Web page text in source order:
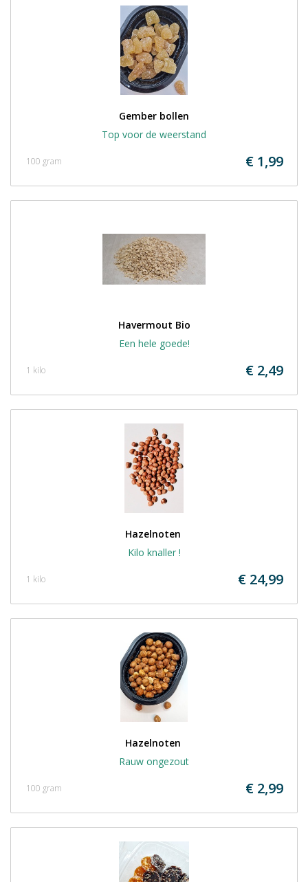
Gember bollen
Top voor de weerstand
€ 1,99
100 gram
Havermout Bio
Een hele goede!
€ 2,49
1 kilo
Hazelnoten
Kilo knaller !
€ 24,99
1 kilo
Hazelnoten
Rauw ongezout
€ 2,99
100 gram